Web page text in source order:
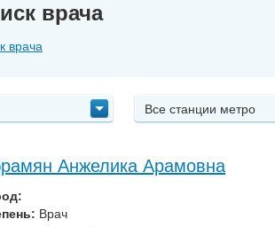
врача
врача
Все станции метро
Анжелика Арамовна
Врач